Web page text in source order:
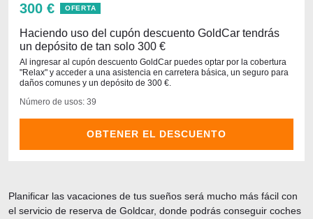
300 € OFERTA
Haciendo uso del cupón descuento GoldCar tendrás
un depósito de tan solo 300 €
Al ingresar al cupón descuento GoldCar puedes optar por la cobertura
"Relax" y acceder a una asistencia en carretera básica, un seguro para
daños comunes y un depósito de 300 €.
Número de usos: 39
OBTENER EL DESCUENTO
Planificar las vacaciones de tus sueños será mucho más fácil con
el servicio de reserva de Goldcar, donde podrás conseguir coches